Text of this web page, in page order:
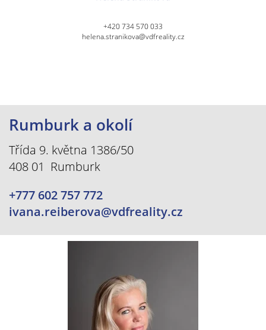
+420 734 570 033
helena.stranikova@vdfreality.cz
Rumburk a okolí
Třída 9. května 1386/50
408 01 Rumburk
+777 602 757 772
ivana.reiberova@vdfreality.cz